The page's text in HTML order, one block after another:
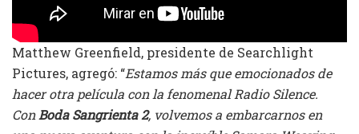
Matthew Greenfield, presidente de Searchlight
Pictures, agregó: “Estamos más que emocionados de
hacer otra película con la fenomenal Radio Silence.
ConBoda Sangrienta 2, volvemos a embarcarnos en